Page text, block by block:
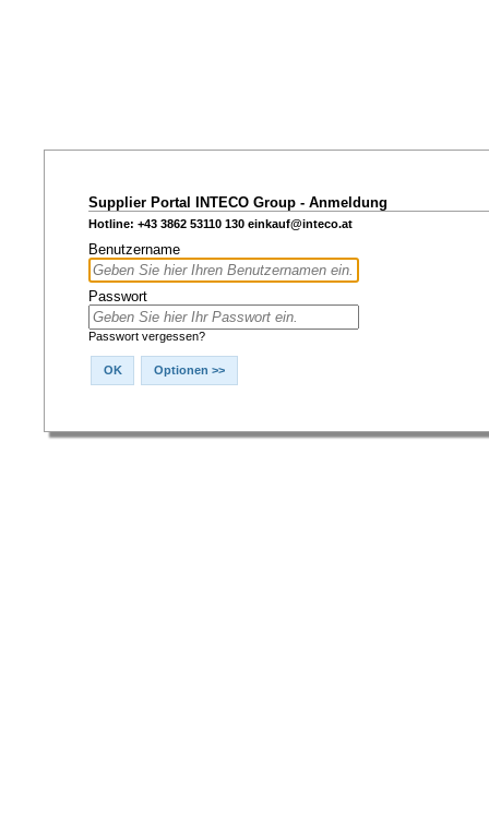
Supplier Portal INTECO Group - Anmeldung
Hotline: +43 3862 53110 130 einkauf@inteco.at
Benutzername
Passwort
Passwort vergessen?
OK Optionen >>